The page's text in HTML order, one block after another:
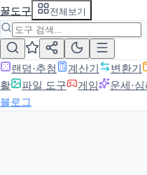
꿀도구 전체보기
랜덤·추첨 계산기 변환기
활
파일 도구 게임 운세·심
블로그